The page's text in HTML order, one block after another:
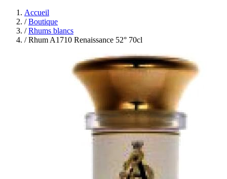
Accueil
/ Boutique
/ Rhums blancs
/ Rhum A1710 Renaissance 52° 70cl